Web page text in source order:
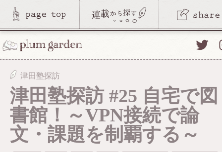
Twitter
津田塾探訪
津田塾探訪 #25 自宅で図
書館！～VPN接続で論
文・課題を制覇する～